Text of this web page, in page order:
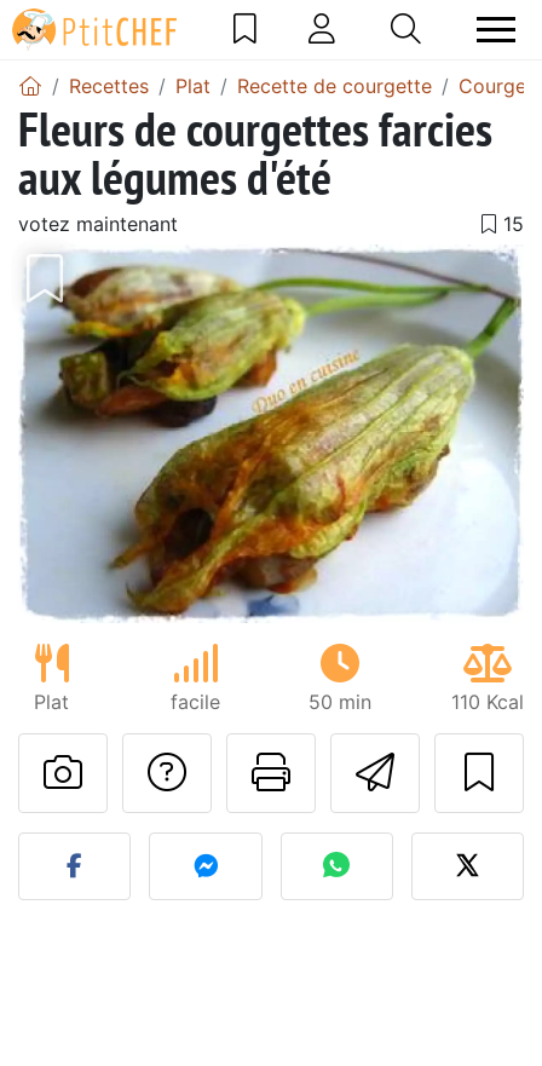
Recettes Plat Recette de courgette
Fleurs de courgettes farcies
aux légumes d'été
votez maintenant
Plat facile 50 min 110 Kcal
Imprimer
Poser une
Publier votre photo de